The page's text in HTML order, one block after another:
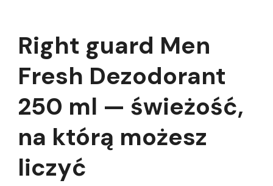
Right guard Men
Fresh Dezodorant
250 ml — świeżość,
na którą możesz
liczyć